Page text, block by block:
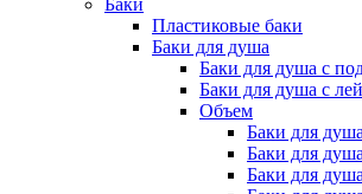
Пластиковые баки
Баки для душа
Баки для душа с
Баки для душа с
Объем
Баки для
Баки для
Баки для